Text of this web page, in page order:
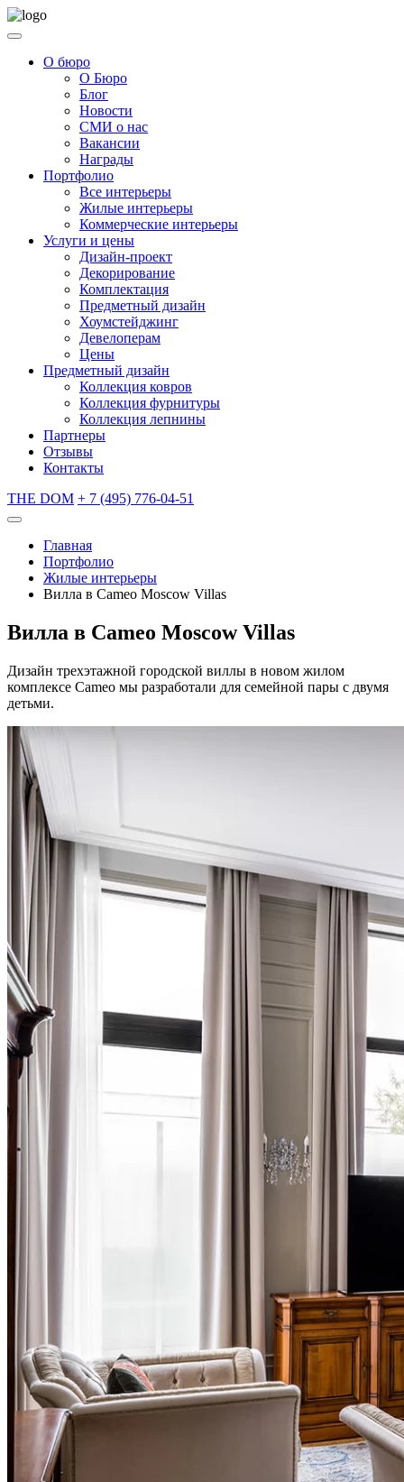
О бюро
О Бюро
Блог
Новости
СМИ о нас
Вакансии
Награды
Портфолио
Все интерьеры
Жилые интерьеры
Коммерческие интерьеры
Услуги и цены
Дизайн-проект
Декорирование
Комплектация
Предметный дизайн
Хоумстейджинг
Девелоперам
Цены
Предметный дизайн
Коллекция ковров
Коллекция фурнитуры
Коллекция лепнины
Партнеры
Отзывы
Контакты
THE DOM + 7 (495) 776-04-51
Главная
Портфолио
Жилые интерьеры
Вилла в Cameo Moscow Villas
Вилла в Cameo Moscow Villas
Дизайн трехэтажной городской виллы в новом жилом
комплексе Cameo мы разработали для семейной пары с двумя
детьми.